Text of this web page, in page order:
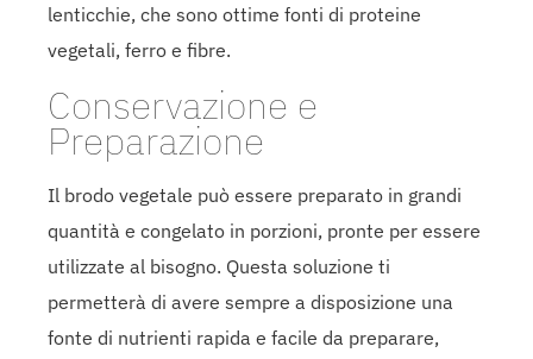
lenticchie, che sono ottime fonti di proteine
vegetali, ferro e fibre.
Conservazione e
Preparazione
Il brodo vegetale può essere preparato in grandi
quantità e congelato in porzioni, pronte per essere
utilizzate al bisogno. Questa soluzione ti
permetterà di avere sempre a disposizione una
fonte di nutrienti rapida e facile da preparare,